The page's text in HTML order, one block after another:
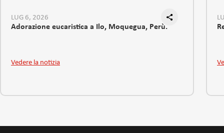
LUG 6, 2026
Adorazione eucaristica a Ilo, Moquegua, Perù.
Vedere la notizia